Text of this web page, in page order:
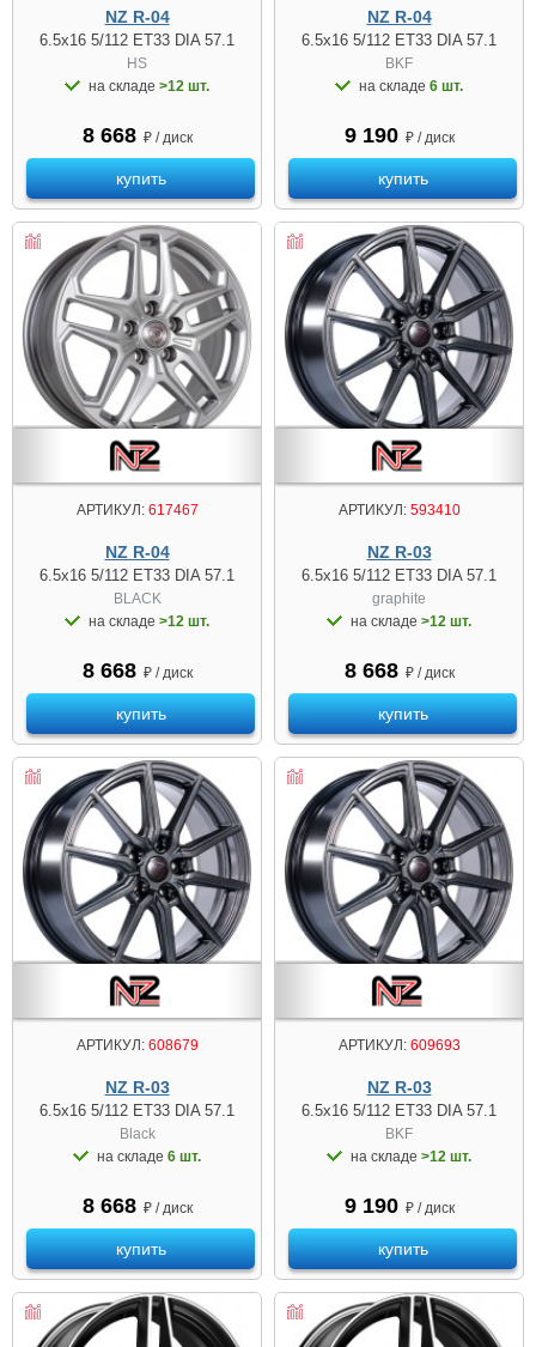
NZ R-04
6.5x16 5/112 ET33 DIA 57.1
HS
на складе >12 шт.
8 668 ₽ / диск
купить
NZ R-04
6.5x16 5/112 ET33 DIA 57.1
BKF
на складе 6 шт.
9 190 ₽ / диск
купить
АРТИКУЛ:617467
NZ R-04
6.5x16 5/112 ET33 DIA 57.1
BLACK
на складе >12 шт.
8 668 ₽ / диск
купить
АРТИКУЛ:593410
NZ R-03
6.5x16 5/112 ET33 DIA 57.1
graphite
на складе >12 шт.
8 668 ₽ / диск
купить
АРТИКУЛ:608679
NZ R-03
6.5x16 5/112 ET33 DIA 57.1
Black
на складе 6 шт.
8 668 ₽ / диск
купить
АРТИКУЛ:609693
NZ R-03
6.5x16 5/112 ET33 DIA 57.1
BKF
на складе >12 шт.
9 190 ₽ / диск
купить